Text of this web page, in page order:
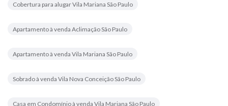
Cobertura para alugar Vila Mariana São Paulo
Apartamento à venda Aclimação São Paulo
Apartamento à venda Vila Mariana São Paulo
Sobrado à venda Vila Nova Conceição São Paulo
Casa em Condomínio à venda Vila Mariana São Paulo